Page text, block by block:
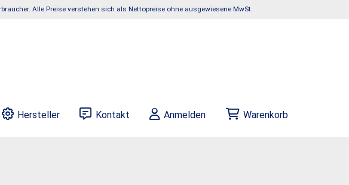
Alle Preise verstehen sich als Nettopreise ohne ausgewiesene MwSt.
Hersteller Kontakt Anmelden Warenkorb